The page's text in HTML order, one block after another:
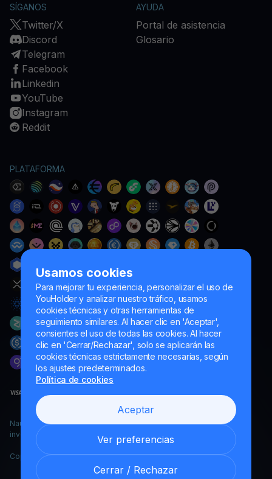
Usamos cookies
Para mejorar tu experiencia, personalizar el uso de
YouHolder y analizar nuestro tráfico, usamos
cookies técnicas y otras herramientas de
seguimiento similares. Al hacer clic en 'Aceptar',
consientes el uso de todas las cookies. Al hacer
clic en 'Cerrar/Rechazar', solo se aplicarán las
cookies técnicas estrictamente necesarias, según
los ajustes predeterminados.
Política de cookies
Aceptar
Ver preferencias
Cerrar / Rechazar
SÍGANOS
Twitter/X
Discord
Telegram
Facebook
Linkedin
YouTube
Instagram
Reddit
AYUDA
Portal de asistencia
Glosario
PLATAFORMA
Naumard LTD. – únicamente para fines de desarrollo informático,
investigación y marketing
Copyright YouHodler, 2026.